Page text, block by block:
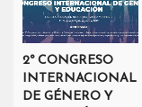
2º CONGRESO
INTERNACIONAL
DE GÉNERO Y